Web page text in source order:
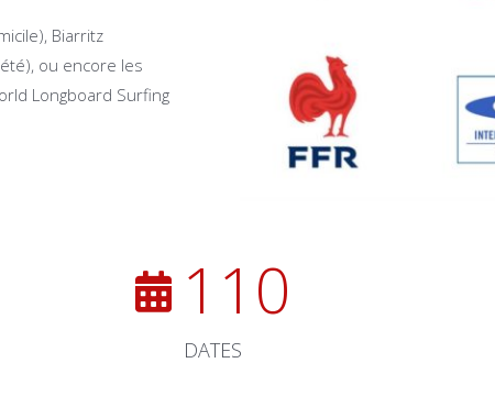
Biarritz
ou encore les
Longboard Surfing
110
DATES